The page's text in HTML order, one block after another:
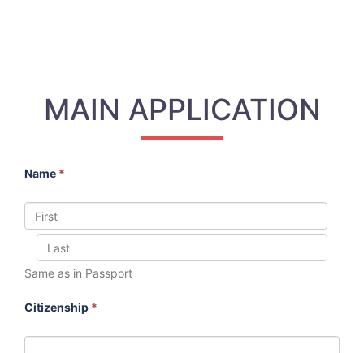
MAIN APPLICATION
Name *
Same as in Passport
Citizenship *